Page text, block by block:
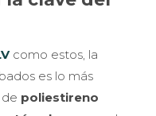
como estos, la
es lo más
poliestireno